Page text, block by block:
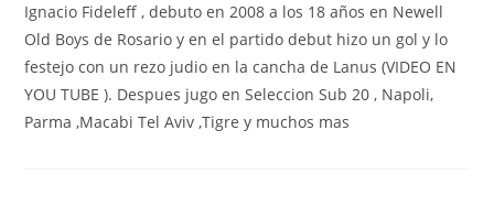
Ignacio Fideleff , debuto en 2008 a los 18 años en Newell
Old Boys de Rosario y en el partido debut hizo un gol y lo
festejo con un rezo judio en la cancha de Lanus (VIDEO EN
YOU TUBE ). Despues jugo en Seleccion Sub 20 , Napoli,
Parma ,Macabi Tel Aviv ,Tigre y muchos mas